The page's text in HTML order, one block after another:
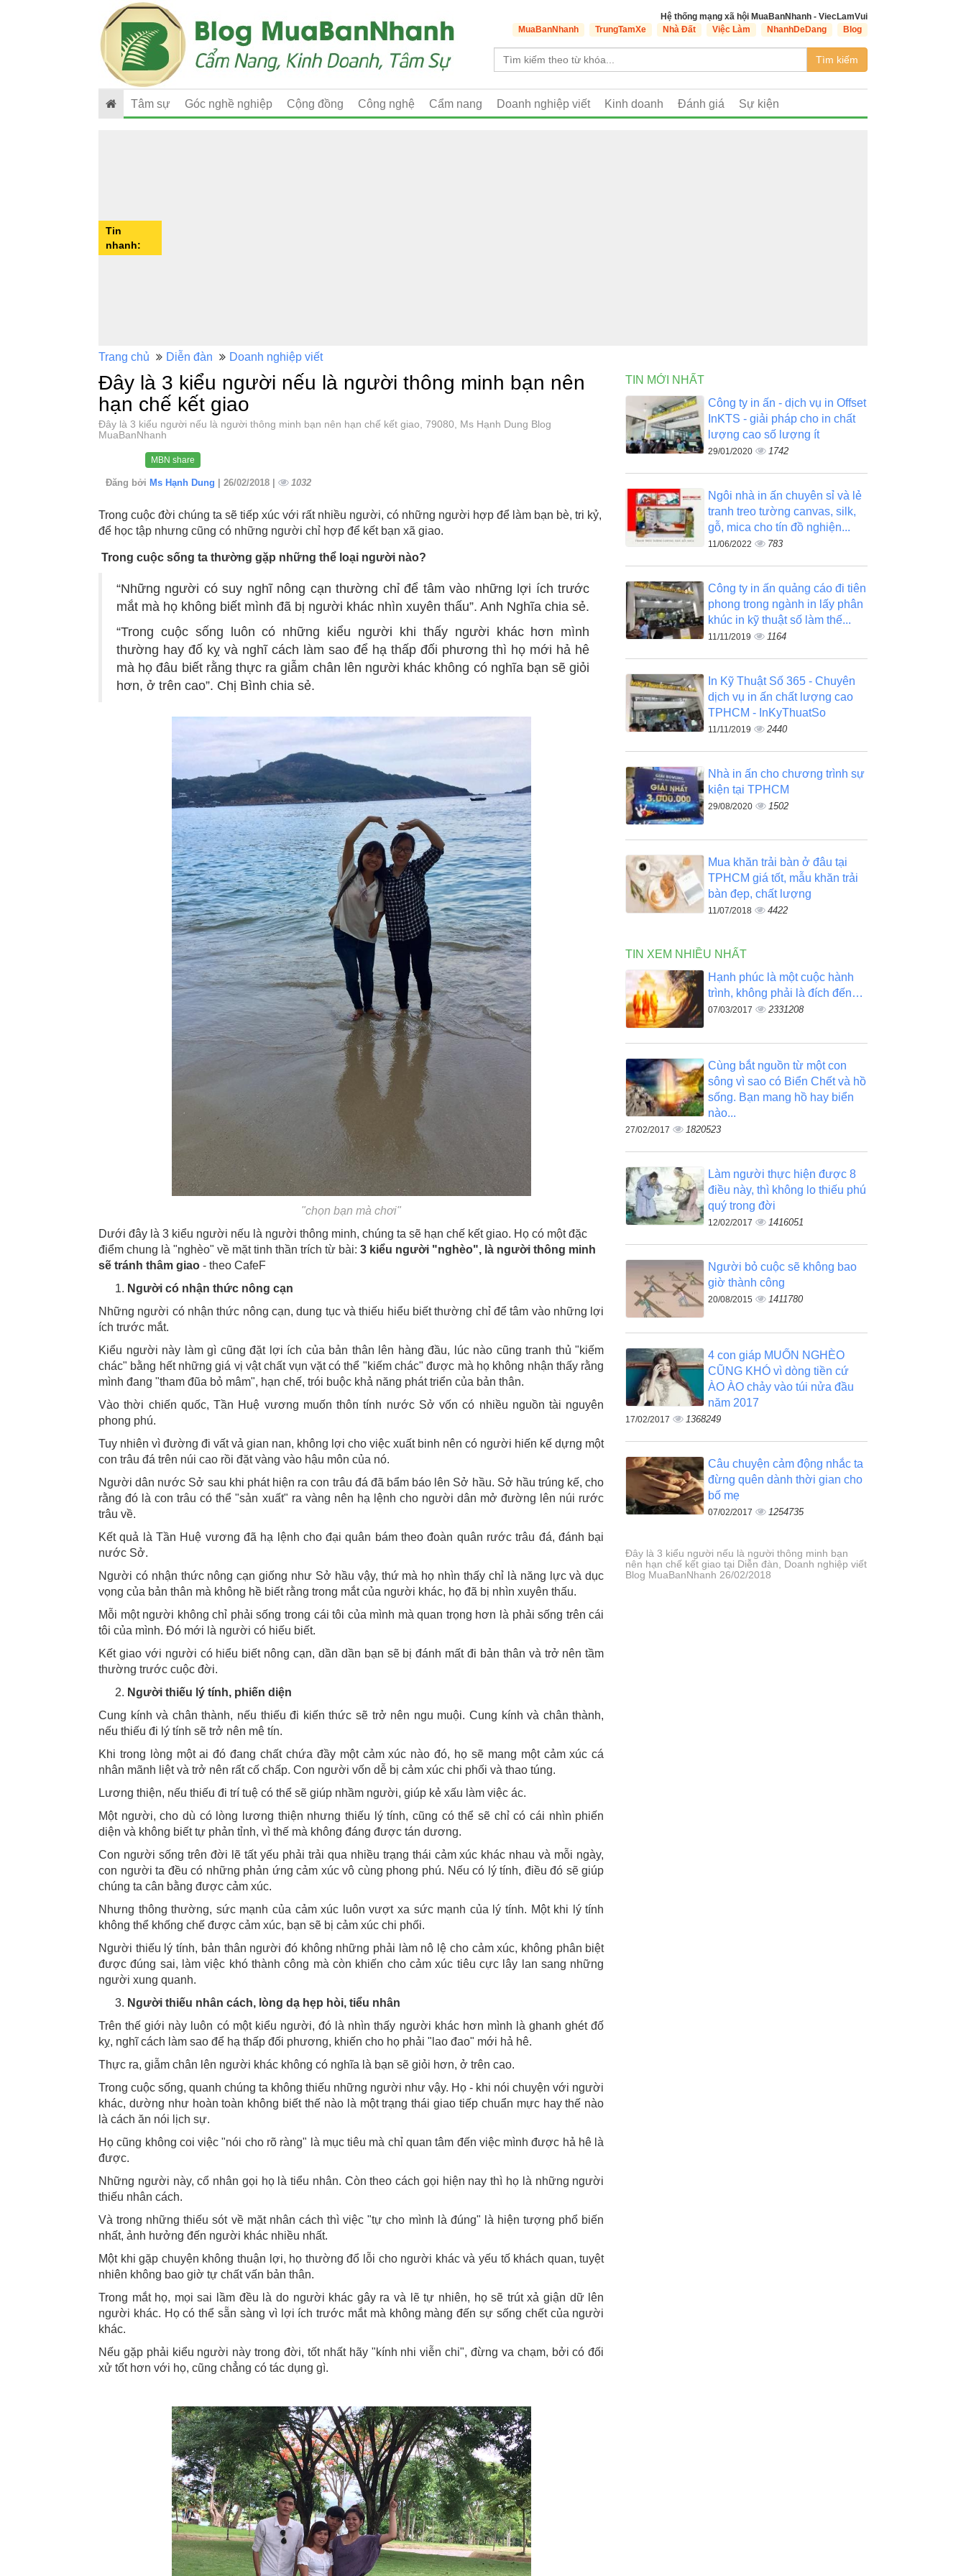
Hệ thống mạng xã hội MuaBanNhanh - ViecLamVui
MuaBanNhanh
TrungTamXe Nhà Đất Việc Làm NhanhDeDang Blog
Tìm kiếm
Tâm sự Góc nghề nghiệp Cộng đồng Công nghệ Cẩm nang Doanh nghiệp viết Kinh doanh Đánh giá Sự kiện
Tin
nhanh:
Trang chủ Diễn đàn Doanh nghiệp viết
Đây là 3 kiểu người nếu là người thông minh bạn nên
hạn chế kết giao
Đây là 3 kiểu người nếu là người thông minh bạn nên hạn chế kết giao, 79080, Ms Hạnh Dung Blog
MuaBanNhanh
MBN share
Đăng bởi Ms Hạnh Dung | 26/02/2018 | 1032
Trong cuộc đời chúng ta sẽ tiếp xúc với rất nhiều người, có những người hợp để làm bạn bè, tri kỷ,
để học tập nhưng cũng có những người chỉ hợp để kết bạn xã giao.
Trong cuộc sống ta thường gặp những thể loại người nào?
“Những người có suy nghĩ nông cạn thường chỉ để tâm vào những lợi ích trước
mắt mà họ không biết mình đã bị người khác nhìn xuyên thấu”. Anh Nghĩa chia sẻ.
“Trong cuộc sống luôn có những kiểu người khi thấy người khác hơn mình
thường hay đố kỵ và nghĩ cách làm sao để hạ thấp đối phương thì họ mới hả hê
mà họ đâu biết rằng thực ra giẫm chân lên người khác không có nghĩa bạn sẽ giỏi
hơn, ở trên cao”. Chị Bình chia sẻ.
"chọn bạn mà chơi"
Dưới đây là 3 kiểu người nếu là người thông minh, chúng ta sẽ hạn chế kết giao. Họ có một đặc
điểm chung là "nghèo" về mặt tinh thần trích từ bài: 3 kiểu người "nghèo", là người thông minh
sẽ tránh thâm giao - theo CafeF
Người có nhận thức nông cạn
Những người có nhận thức nông cạn, dung tục và thiếu hiểu biết thường chỉ để tâm vào những lợi
ích trước mắt.
Kiểu người này làm gì cũng đặt lợi ích của bản thân lên hàng đầu, lúc nào cũng tranh thủ "kiếm
chác" bằng hết những giá vị vật chất vụn vặt có thể "kiếm chác" được mà họ không nhận thấy rằng
mình đang "tham đũa bỏ mâm", hạn chế, trói buộc khả năng phát triển của bản thân.
Vào thời chiến quốc, Tần Huệ vương muốn thôn tính nước Sở vốn có nhiều nguồn tài nguyên
phong phú.
Tuy nhiên vì đường đi vất vả gian nan, không lợi cho việc xuất binh nên có người hiến kế dựng một
con trâu đá trên núi cao rồi đặt vàng vào hậu môn của nó.
Người dân nước Sở sau khi phát hiện ra con trâu đá đã bẩm báo lên Sở hầu. Sở hầu trúng kế, cho
rằng đó là con trâu có thể "sản xuất" ra vàng nên hạ lệnh cho người dân mở đường lên núi rước
trâu về.
Kết quả là Tần Huệ vương đã hạ lệnh cho đại quân bám theo đoàn quân rước trâu đá, đánh bại
nước Sở.
Người có nhận thức nông cạn giống như Sở hầu vậy, thứ mà họ nhìn thấy chỉ là năng lực và dục
vọng của bản thân mà không hề biết rằng trong mắt của người khác, họ đã bị nhìn xuyên thấu.
Mỗi một người không chỉ phải sống trong cái tôi của mình mà quan trọng hơn là phải sống trên cái
tôi của mình. Đó mới là người có hiếu biết.
Kết giao với người có hiểu biết nông cạn, dần dần bạn sẽ bị đánh mất đi bản thân và trở nên tầm
thường trước cuộc đời.
Người thiếu lý tính, phiến diện
Cung kính và chân thành, nếu thiếu đi kiến thức sẽ trở nên ngu muội. Cung kính và chân thành,
nếu thiếu đi lý tính sẽ trở nên mê tín.
Khi trong lòng một ai đó đang chất chứa đầy một cảm xúc nào đó, họ sẽ mang một cảm xúc cá
nhân mãnh liệt và trở nên rất cố chấp. Con người vốn dễ bị cảm xúc chi phối và thao túng.
Lương thiện, nếu thiếu đi trí tuệ có thể sẽ giúp nhầm người, giúp kẻ xấu làm việc ác.
Một người, cho dù có lòng lương thiện nhưng thiếu lý tính, cũng có thể sẽ chỉ có cái nhìn phiến
diện và không biết tự phản tỉnh, vì thế mà không đáng được tán dương.
Con người sống trên đời lẽ tất yếu phải trải qua nhiều trạng thái cảm xúc khác nhau và mỗi ngày,
con người ta đều có những phản ứng cảm xúc vô cùng phong phú. Nếu có lý tính, điều đó sẽ giúp
chúng ta cân bằng được cảm xúc.
Nhưng thông thường, sức mạnh của cảm xúc luôn vượt xa sức mạnh của lý tính. Một khi lý tính
không thể khống chế được cảm xúc, bạn sẽ bị cảm xúc chi phối.
Người thiếu lý tính, bản thân người đó không những phải làm nô lệ cho cảm xúc, không phân biệt
được đúng sai, làm việc khó thành công mà còn khiến cho cảm xúc tiêu cực lây lan sang những
người xung quanh.
Người thiếu nhân cách, lòng dạ hẹp hòi, tiểu nhân
Trên thế giới này luôn có một kiểu người, đó là nhìn thấy người khác hơn mình là ghanh ghét đố
kỵ, nghĩ cách làm sao để hạ thấp đối phương, khiến cho họ phải "lao đao" mới hả hê.
Thực ra, giẫm chân lên người khác không có nghĩa là bạn sẽ giỏi hơn, ở trên cao.
Trong cuộc sống, quanh chúng ta không thiếu những người như vậy. Họ - khi nói chuyện với người
khác, dường như hoàn toàn không biết thế nào là một trạng thái giao tiếp chuẩn mực hay thế nào
là cách ăn nói lịch sự.
Họ cũng không coi việc "nói cho rõ ràng" là mục tiêu mà chỉ quan tâm đến việc mình được hả hê là
được.
Những người này, cổ nhân gọi họ là tiểu nhân. Còn theo cách gọi hiện nay thì họ là những người
thiếu nhân cách.
Và trong những thiếu sót về mặt nhân cách thì việc "tự cho mình là đúng" là hiện tượng phổ biến
nhất, ảnh hưởng đến người khác nhiều nhất.
Một khi gặp chuyện không thuận lợi, họ thường đổ lỗi cho người khác và yếu tố khách quan, tuyệt
nhiên không bao giờ tự chất vấn bản thân.
Trong mắt họ, mọi sai lầm đều là do người khác gây ra và lẽ tự nhiên, họ sẽ trút xả giận dữ lên
người khác. Họ có thể sẵn sàng vì lợi ích trước mắt mà không màng đến sự sống chết của người
khác.
Nếu gặp phải kiểu người này trong đời, tốt nhất hãy "kính nhi viễn chi", đừng va chạm, bởi có đối
xử tốt hơn với họ, cũng chẳng có tác dụng gì.
TIN MỚI NHẤT
Công ty in ấn - dịch vụ in Offset
InKTS - giải pháp cho in chất
lượng cao số lượng ít
29/01/2020 1742
Ngôi nhà in ấn chuyên sỉ và lẻ
tranh treo tường canvas, silk,
gỗ, mica cho tín đồ nghiện...
11/06/2022 783
Công ty in ấn quảng cáo đi tiên
phong trong ngành in lấy phân
khúc in kỹ thuật số làm thế...
11/11/2019 1164
In Kỹ Thuật Số 365 - Chuyên
dịch vụ in ấn chất lượng cao
TPHCM - InKyThuatSo
11/11/2019 2440
Nhà in ấn cho chương trình sự
kiện tại TPHCM
29/08/2020 1502
Mua khăn trải bàn ở đâu tại
TPHCM giá tốt, mẫu khăn trải
bàn đẹp, chất lượng
11/07/2018 4422
TIN XEM NHIỀU NHẤT
Hạnh phúc là một cuộc hành
trình, không phải là đích đến…
07/03/2017 2331208
Cùng bắt nguồn từ một con
sông vì sao có Biển Chết và hồ
sống. Bạn mang hồ hay biển
nào...
27/02/2017 1820523
Làm người thực hiện được 8
điều này, thì không lo thiếu phú
quý trong đời
12/02/2017 1416051
Người bỏ cuộc sẽ không bao
giờ thành công
20/08/2015 1411780
4 con giáp MUỐN NGHÈO
CŨNG KHÓ vì dòng tiền cứ
ÀO ÀO chảy vào túi nửa đầu
năm 2017
17/02/2017 1368249
Câu chuyện cảm động nhắc ta
đừng quên dành thời gian cho
bố mẹ
07/02/2017 1254735
Đây là 3 kiểu người nếu là người thông minh bạn
nên hạn chế kết giao tại Diễn đàn, Doanh nghiệp viết
Blog MuaBanNhanh 26/02/2018